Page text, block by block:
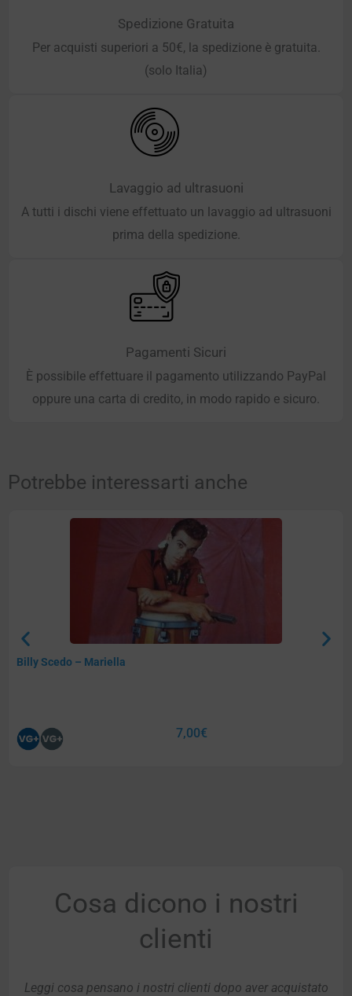
Spedizione Gratuita
Per acquisti superiori a 50€, la spedizione è gratuita.
(solo Italia)
Lavaggio ad ultrasuoni
A tutti i dischi viene effettuato un lavaggio ad ultrasuoni
prima della spedizione.
Pagamenti Sicuri
È possibile effettuare il pagamento utilizzando PayPal
oppure una carta di credito, in modo rapido e sicuro.
Potrebbe interessarti anche
Billy Scedo – Mariella
7,00€
Cosa dicono i nostri
clienti
Leggi cosa pensano i nostri clienti dopo aver acquistato